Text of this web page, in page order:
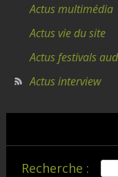
Actus multimédia
Actus vie du site
Actus festivals
Actus interview
Recherche :